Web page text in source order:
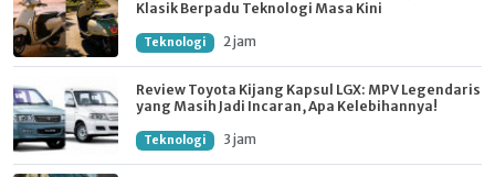
Klasik Berpadu Teknologi Masa Kini
Teknologi 2 jam
Review Toyota Kijang Kapsul LGX: MPV Legendaris
yang Masih Jadi Incaran, Apa Kelebihannya!
Teknologi 3 jam